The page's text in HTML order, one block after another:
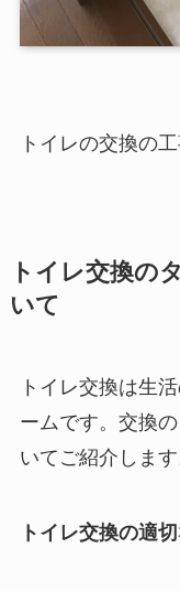
トイレの交換の
トイレ交換の
いて
トイレ交換は生
ームです。交換
いてご紹介します
トイレ交換の適